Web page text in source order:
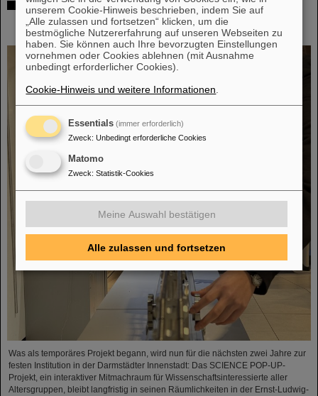
SCIENCE POP-UP von GSI/FAIR wird zur dauerhaften
Anlaufstelle für Wissenschaftsbegeisterte in der
Darmstädter Innenstadt
Was als temporäres Projekt begann, wird nun für die nächsten zwei Jahre zur
festen Institution in der Darmstädter Innenstadt: Das SCIENCE POP-UP-
Projekt, ein interaktiver Mitmachraum für Wissenschaftsinteressierte aller
Altersgruppen, bleibt langfristig in seinen Räumlichkeiten in der Ernst-Ludwig-
unserem Cookie-Hinweis beschrieben, indem Sie auf
„Alle zulassen und fortsetzen“ klicken, um die
bestmögliche Nutzererfahrung auf unseren Webseiten zu
haben. Sie können auch Ihre bevorzugten Einstellungen
vornehmen oder Cookies ablehnen (mit Ausnahme
unbedingt erforderlicher Cookies).
Cookie-Hinweis und weitere Informationen
Essentials (immer erforderlich)
Zweck: Unbedingt erforderliche Cookies
Matomo
Zweck: Statistik-Cookies
Meine Auswahl bestätigen
Alle zulassen und fortsetzen